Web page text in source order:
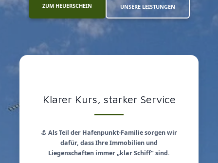
ZUM HEUERSCHEIN UNSERE LEISTUNGEN
Klarer Kurs, starker Service
⚓ Als Teil der Hafenpunkt-Familie sorgen wir
dafür, dass Ihre Immobilien und
Liegenschaften immer „klar Schiff“ sind.